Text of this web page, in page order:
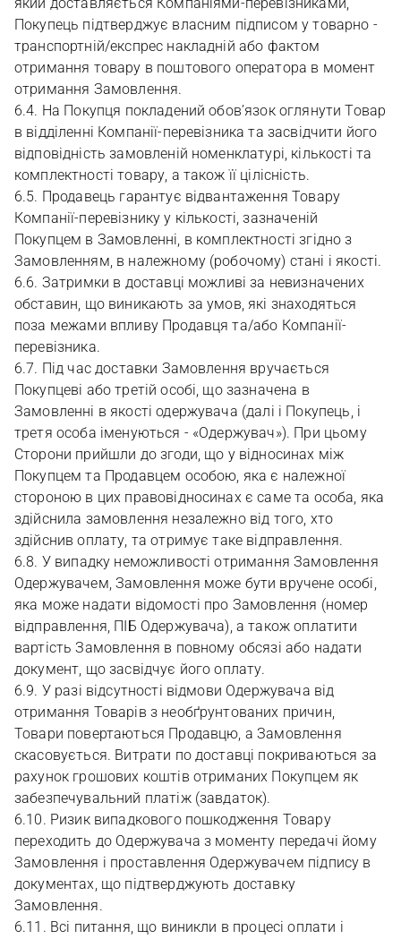
Покупець підтверджує власним підписом у товарно -
транспортній/експрес накладній або фактом
отримання товару в поштового оператора в момент
отримання Замовлення.
6.4. На Покупця покладений обов’язок оглянути Товар
в відділенні Компанії-перевізника та засвідчити його
відповідність замовленій номенклатурі, кількості та
комплектності товару, а також її цілісність.
6.5. Продавець гарантує відвантаження Товару
Компанії-перевізнику у кількості, зазначеній
Покупцем в Замовленні, в комплектності згідно з
Замовленням, в належному (робочому) стані і якості.
6.6. Затримки в доставці можливі за невизначених
обставин, що виникають за умов, які знаходяться
поза межами впливу Продавця та/або Компанії-
перевізника.
6.7. Під час доставки Замовлення вручається
Покупцеві або третій особі, що зазначена в
Замовленні в якості одержувача (далі і Покупець, і
третя особа іменуються - «Одержувач»). При цьому
Сторони прийшли до згоди, що у відносинах між
Покупцем та Продавцем особою, яка є належної
стороною в цих правовідносинах є саме та особа, яка
здійснила замовлення незалежно від того, хто
здійснив оплату, та отримує таке відправлення.
6.8. У випадку неможливості отримання Замовлення
Одержувачем, Замовлення може бути вручене особі,
яка може надати відомості про Замовлення (номер
відправлення, ПІБ Одержувача), а також оплатити
вартість Замовлення в повному обсязі або надати
документ, що засвідчує його оплату.
6.9. У разі відсутності відмови Одержувача від
отримання Товарів з необґрунтованих причин,
Товари повертаються Продавцю, а Замовлення
скасовується. Витрати по доставці покриваються за
рахунок грошових коштів отриманих Покупцем як
забезпечувальний платіж (завдаток).
6.10. Ризик випадкового пошкодження Товару
переходить до Одержувача з моменту передачі йому
Замовлення і проставлення Одержувачем підпису в
документах, що підтверджують доставку
Замовлення.
6.11. Всі питання, що виникли в процесі оплати і